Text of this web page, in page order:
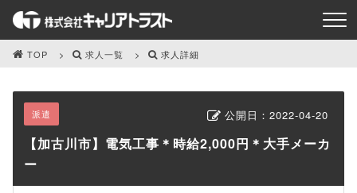
TOP 求人一覧 求人詳細
公開日：2022-04-20
派遣
【加古川市】電気工事＊時給2,000円＊大手メーカ
ー